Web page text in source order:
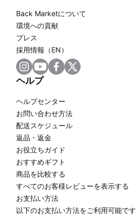
Back Marketについて
環境への貢献
プレス
採用情報（EN）
ヘルプ
ヘルプセンター
お問い合わせ方法
配送スケジュール
返品・返金
お役立ちガイド
おすすめギフト
商品を比較する
すべてのお客様レビューを表示する
お支払い方法
以下のお支払い方法をご利用可能です